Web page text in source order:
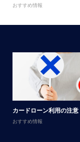
おすすめ情報
カードローン利用の注意
おすすめ情報